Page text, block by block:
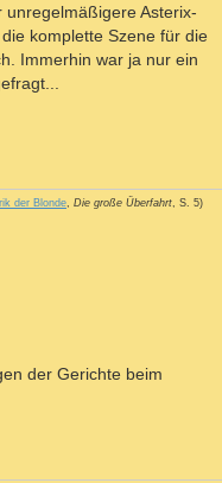
unregelmäßigere Asterix-
komplette Szene für die
Immerhin war ja nur ein
der Blonde, Die große Überfahrt, S. 5)
der Gerichte beim